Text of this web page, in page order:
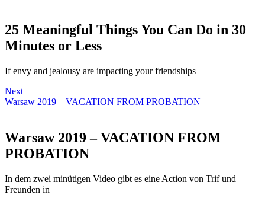
25 Meaningful Things You Can Do in 30
Minutes or Less
If envy and jealousy are impacting your friendships
Next
Warsaw 2019 – VACATION FROM PROBATION
Warsaw 2019 – VACATION FROM
PROBATION
In dem zwei minütigen Video gibt es eine Action von Trif und
Freunden in